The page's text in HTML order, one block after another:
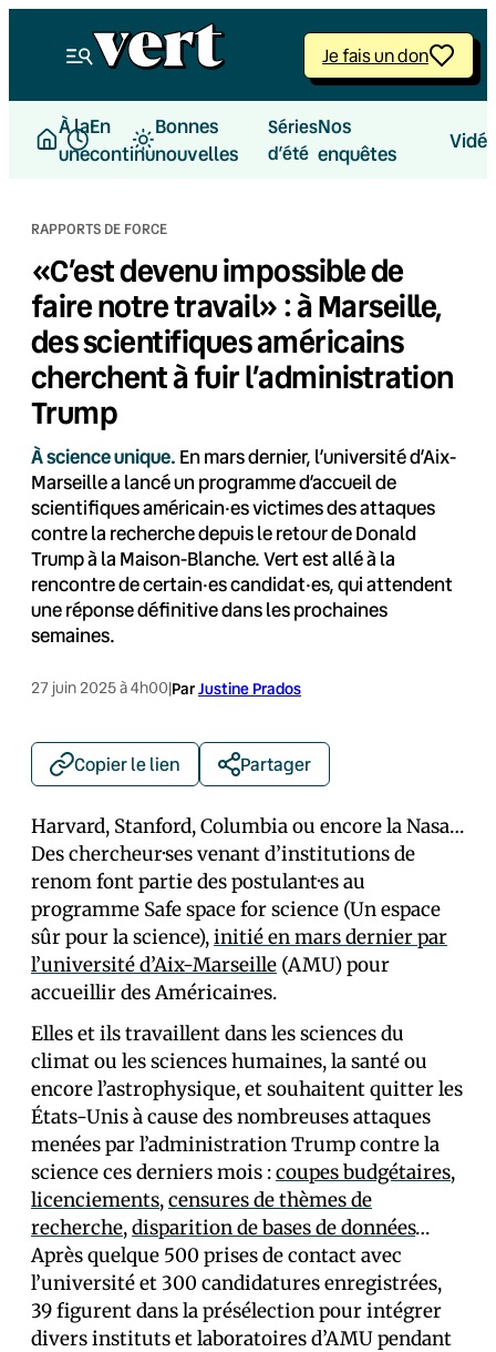
Je fais un don
À la
une
En
continu
Bonnes
nouvelles
Séries
d’été
Nos
enquêtes
RAPPORTS DE FORCE
«C’est devenu impossible de
faire notre travail» : à Marseille,
des scientifiques américains
cherchent à fuir l’administration
Trump
À science unique. En mars dernier, l’université d’Aix-
Marseille a lancé un programme d’accueil de
scientifiques américain·es victimes des attaques
contre la recherche depuis le retour de Donald
Trump à la Maison-Blanche. Vert est allé à la
rencontre de certain·es candidat·es, qui attendent
une réponse définitive dans les prochaines
semaines.
27 juin 2025 à 4h00|ParJustine Prados
Copier le lien Partager
Harvard, Stanford, Columbia ou encore la Nasa…
Des chercheur·ses venant d’institutions de
renom font partie des postulant·es au
programme Safe space for science (Un espace
sûr pour la science),initié en mars dernier par
l’université d’Aix-Marseille (AMU) pour
accueillir des Américain·es.
Elles et ils travaillent dans les sciences du
climat ou les sciences humaines, la santé ou
encore l’astrophysique, et souhaitent quitter les
États-Unis à cause des nombreuses attaques
menées par l’administration Trump contre la
science ces derniers mois :coupes budgétaires,
licenciements,censures de thèmes de
recherche,disparition de bases de données…
Après quelque 500 prises de contact avec
l’université et 300 candidatures enregistrées,
39 figurent dans la présélection pour intégrer
divers instituts et laboratoires d’AMU pendant